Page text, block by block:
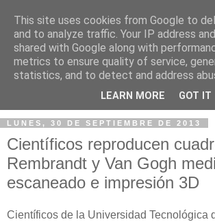
LUNES, 30 DE SEPTIEMBRE DE 2013
Científicos reproducen
Rembrandt y Van Gogh
escaneado e impresión 3D
Científicos de la Universidad Tecnológica
This site uses cookies from Google to
and to analyze traffic. Your IP address
shared with Google along with
metrics to ensure quality of service,
statistics, and to detect and address
LEARN MORE GOT IT